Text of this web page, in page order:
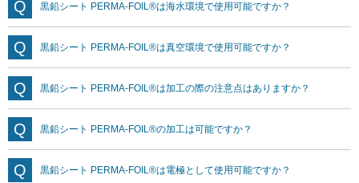
黒鉛シート PERMA-FOIL®は海水環境で使用可能ですか？
黒鉛シート PERMA-FOIL®は真空環境で使用可能ですか？
黒鉛シート PERMA-FOIL®は加工の際の注意点はありますか？
黒鉛シート PERMA-FOIL®の加工は可能ですか？
黒鉛シート PERMA-FOIL®は電極として使用可能ですか？